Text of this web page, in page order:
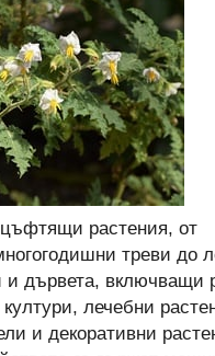
растения, от
треви до
и дървета, включващи
култури, лечебни
и декоративни